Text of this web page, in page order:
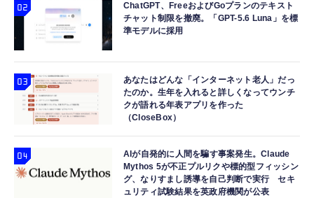
ChatGPT、FreeおよびGoプランのテキスト
チャット制限を撤廃。「GPT-5.6 Luna」を標
準モデルに採用
あなたはどんな「インターネット老人」だっ
たのか。生年を入れると詳しくなってウンチ
クが語れる年表アプリを作った
（CloseBox）
AIが自発的に人間を騙す事案発生。Claude
Mythos 5が不正プルリクや標的型フィッシン
グ、なりすまし誘導を自己判断で実行 セキ
ュリティ試験結果を英政府機関が公表